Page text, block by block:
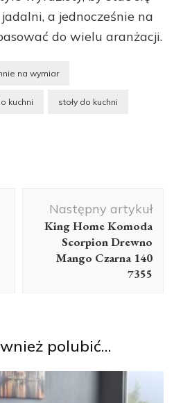
a jednocześnie na
do wielu aranżacji.
na wymiar
kuchni stoły do kuchni
Następny artykuł
King Home Komoda
Scorpion Drewno
Mango Czarna 140
7355
polubić…